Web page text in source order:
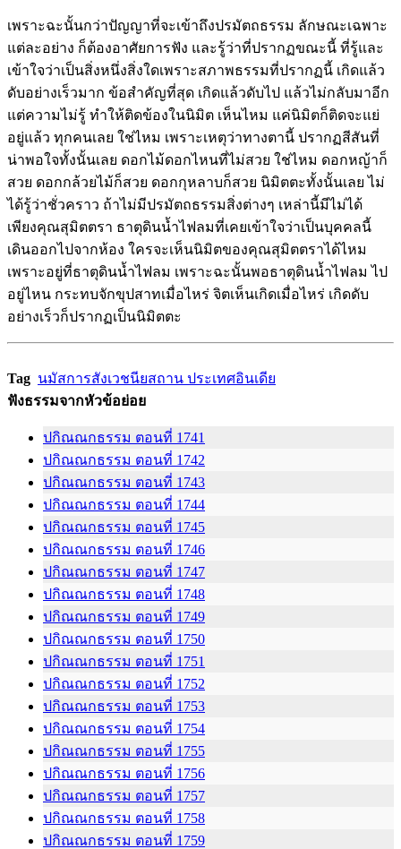
เพราะฉะนั้นกว่าปัญญาที่จะเข้าถึงปรมัตถธรรม ลักษณะเฉพาะ
แต่ละอย่าง ก็ต้องอาศัยการฟัง และรู้ว่าที่ปรากฏขณะนี้ ที่รู้และ
เข้าใจว่าเป็นสิ่งหนึ่งสิ่งใดเพราะสภาพธรรมที่ปรากฏนี้ เกิดแล้ว
ดับอย่างเร็วมาก ข้อสำคัญที่สุด เกิดแล้วดับไป แล้วไม่กลับมาอีก
แต่ความไม่รู้ ทำให้ติดข้องในนิมิต เห็นไหม แค่นิมิตก็ติดจะแย่
อยู่แล้ว ทุกคนเลย ใช่ไหม เพราะเหตุว่าทางตานี้ ปรากฏสีสันที่
น่าพอใจทั้งนั้นเลย ดอกไม้ดอกไหนที่ไม่สวย ใช่ไหม ดอกหญ้าก็
สวย ดอกกล้วยไม้ก็สวย ดอกกุหลาบก็สวย นิมิตตะทั้งนั้นเลย ไม่
ได้รู้ว่าชั่วคราว ถ้าไม่มีปรมัตถธรรมสิ่งต่างๆ เหล่านี้มีไม่ได้
เพียงคุณสุมิตตรา ธาตุดินน้ำไฟลมที่เคยเข้าใจว่าเป็นบุคคลนี้
เดินออกไปจากห้อง ใครจะเห็นนิมิตของคุณสุมิตตราได้ไหม
เพราะอยู่ที่ธาตุดินน้ำไฟลม เพราะฉะนั้นพอธาตุดินน้ำไฟลม ไป
อยู่ไหน กระทบจักขุปสาทเมื่อไหร่ จิตเห็นเกิดเมื่อไหร่ เกิดดับ
อย่างเร็วก็ปรากฏเป็นนิมิตตะ
Tag นมัสการสังเวชนียสถาน ประเทศอินเดีย
ฟังธรรมจากหัวข้อย่อย
ปกิณณกธรรม ตอนที่ 1741
ปกิณณกธรรม ตอนที่ 1742
ปกิณณกธรรม ตอนที่ 1743
ปกิณณกธรรม ตอนที่ 1744
ปกิณณกธรรม ตอนที่ 1745
ปกิณณกธรรม ตอนที่ 1746
ปกิณณกธรรม ตอนที่ 1747
ปกิณณกธรรม ตอนที่ 1748
ปกิณณกธรรม ตอนที่ 1749
ปกิณณกธรรม ตอนที่ 1750
ปกิณณกธรรม ตอนที่ 1751
ปกิณณกธรรม ตอนที่ 1752
ปกิณณกธรรม ตอนที่ 1753
ปกิณณกธรรม ตอนที่ 1754
ปกิณณกธรรม ตอนที่ 1755
ปกิณณกธรรม ตอนที่ 1756
ปกิณณกธรรม ตอนที่ 1757
ปกิณณกธรรม ตอนที่ 1758
ปกิณณกธรรม ตอนที่ 1759